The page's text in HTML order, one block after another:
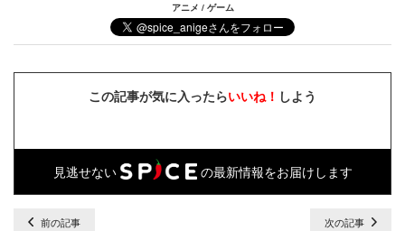
アニメ / ゲーム
この記事が気に入ったらいいね！ しよう
見逃せない の最新情報をお届けします
前の記事 次の記事